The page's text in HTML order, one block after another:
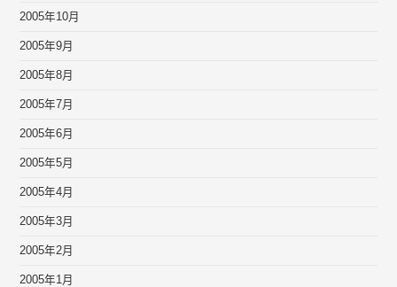
2005年10月
2005年9月
2005年8月
2005年7月
2005年6月
2005年5月
2005年4月
2005年3月
2005年2月
2005年1月